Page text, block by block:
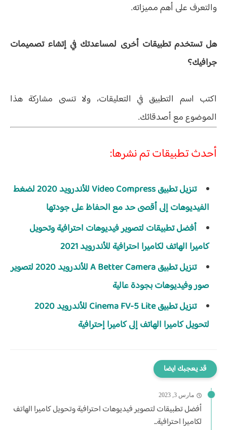
والتعرف على أهم مميزاته.
هل تستخدم تطبيقات أخرى لمساعدتك في إتشاء تصميمات
جرافيك؟
اكتب اسم التطبيق في التعليقات، ولا تنسى مشاركة هذا
الموضوع مع أصدقائك.
أحدث تطبيقات تم نشرها:
تنزيل تطبيق Video Compress للأندرويد 2020 لضغط
الفيديوهات إلى أقصى حد مع الحفاظ على جودتها
أفضل تطبيقات لتصوير فيديوهات احترافية وتحويل
كاميرا الهاتف لكاميرا احترافية للأندرويد 2021
تنزيل تطبيق A Better Camera للأندرويد 2020 لتصوير
صور وفيديوهات بجودة عالية
تنزيل تطبيق Cinema FV-5 Lite‏ للأندرويد 2020
لتحويل كاميرا الهاتف إلى كاميرا إحترافية
قد يعجبك ايضا
مارس 3, 2023
أفضل تطبيقات لتصوير فيديوهات احترافية وتحويل كاميرا الهاتف
لكاميرا احترافية...